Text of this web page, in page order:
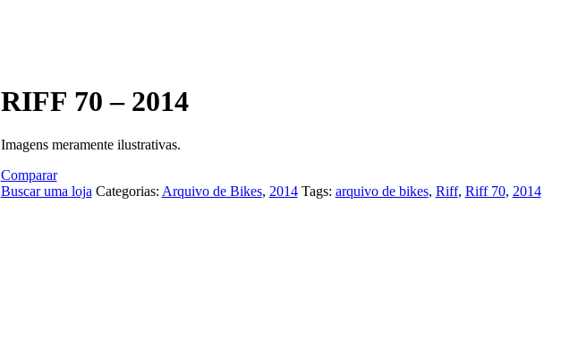
RIFF 70 – 2014
Imagens meramente ilustrativas.
Comparar
Buscar uma loja Categorias: Arquivo de Bikes, 2014 Tags: arquivo de bikes, Riff, Riff 70, 2014